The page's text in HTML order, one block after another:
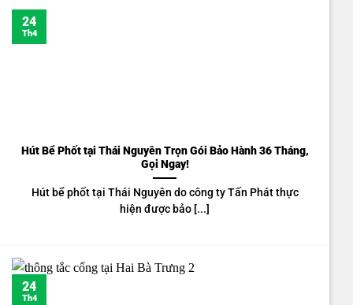
Hút Bể Phốt tại Thái Nguyên Trọn Gói Bảo Hành 36 Tháng,
Gọi Ngay!
Hút bể phốt tại Thái Nguyên do công ty Tấn Phát thực
hiện được bảo [...]
24
Th4
24
Th4